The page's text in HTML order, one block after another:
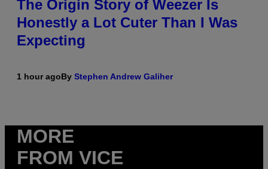
The Origin Story of Weezer Is
Honestly a Lot Cuter Than I Was
Expecting
1 hour agoBy Stephen Andrew Galiher
MORE
FROM VICE